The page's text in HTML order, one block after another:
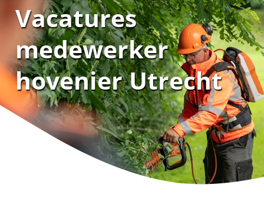
Vacatures
medewerker
hovenier Utrecht